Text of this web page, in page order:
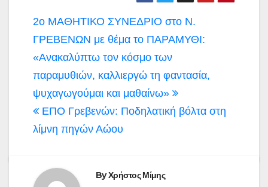
Πλοήγηση
άρθρων
2ο ΜΑΘΗΤΙΚΟ ΣΥΝΕΔΡΙΟ στο Ν.
ΓΡΕΒΕΝΩΝ με θέμα το ΠΑΡΑΜΥΘΙ:
«Ανακαλύπτω τον κόσμο των
παραμυθιών, καλλιεργώ τη φαντασία,
ψυχαγωγούμαι και μαθαίνω»
ΕΠΟ Γρεβενών: Ποδηλατική βόλτα στη
λίμνη πηγών Αώου
ByΧρήστος Μίμης